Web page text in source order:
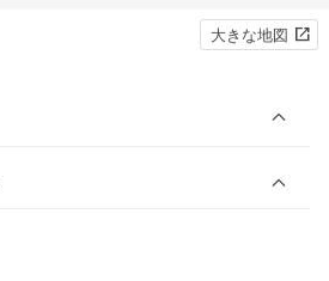
大きな地図